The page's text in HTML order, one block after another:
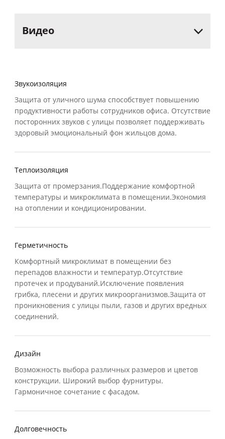
Видео
Звукоизоляция
Защита от уличного шума способствует повышению
продуктивности работы сотрудников офиса. Отсутствие
посторонних звуков с улицы позволяет поддерживать
здоровый эмоциональный фон жильцов дома.
Теплоизоляция
Защита от промерзания.Поддержание комфортной
температуры и микроклимата в помещении.Экономия
на отоплении и кондиционировании.
Герметичность
Комфортный микроклимат в помещении без
перепадов влажности и температур.Отсутствие
протечек и продуваний.Исключение появления
грибка, плесени и других микроорганизмов.Защита от
проникновения с улицы пыли, газов и других вредных
соединений.
Дизайн
Возможность выбора различных размеров и цветов
конструкции. Широкий выбор фурнитуры.
Гармоничное сочетание с фасадом.
Долговечность